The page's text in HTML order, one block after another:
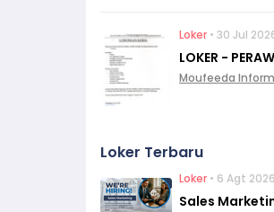
Loker • 30 Jul
LOKER -
Moufeeda
Loker Terbaru
Loker • 6 Agt 2026
Sales